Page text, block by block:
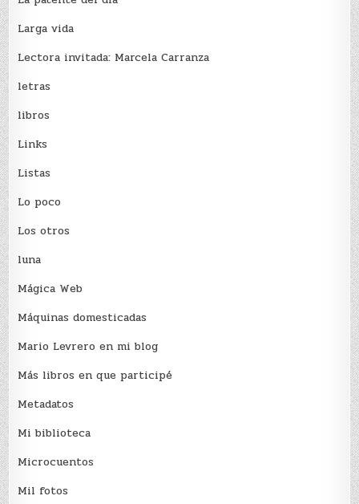
Larga vida
Lectora invitada: Marcela Carranza
letras
libros
Links
Listas
Lo poco
Los otros
luna
Mágica Web
Máquinas domesticadas
Mario Levrero en mi blog
Más libros en que participé
Metadatos
Mi biblioteca
Microcuentos
Mil fotos